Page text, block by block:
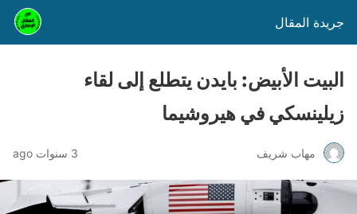
جريدة المقال
البيت الأبيض: بايدن يتطلع إلى لقاء
زيلينسكي في هيروشيما
مهاب شريف 3 سنوات ago